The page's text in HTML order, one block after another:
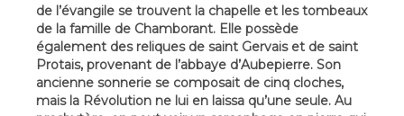
de l’évangile se trouvent la chapelle et les tombeaux
de la famille de Chamborant. Elle possède
également des reliques de saint Gervais et de saint
Protais, provenant de l’abbaye d’Aubepierre. Son
ancienne sonnerie se composait de cinq cloches,
mais la Révolution ne lui en laissa qu’une seule. Au